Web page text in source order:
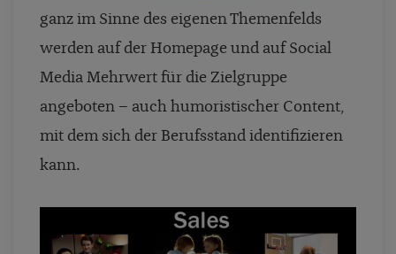
ganz im Sinne des eigenen Themenfelds
werden auf der Homepage und auf Social
Media Mehrwert für die Zielgruppe
angeboten – auch humoristischer Content,
mit dem sich der Berufsstand identifizieren
kann.